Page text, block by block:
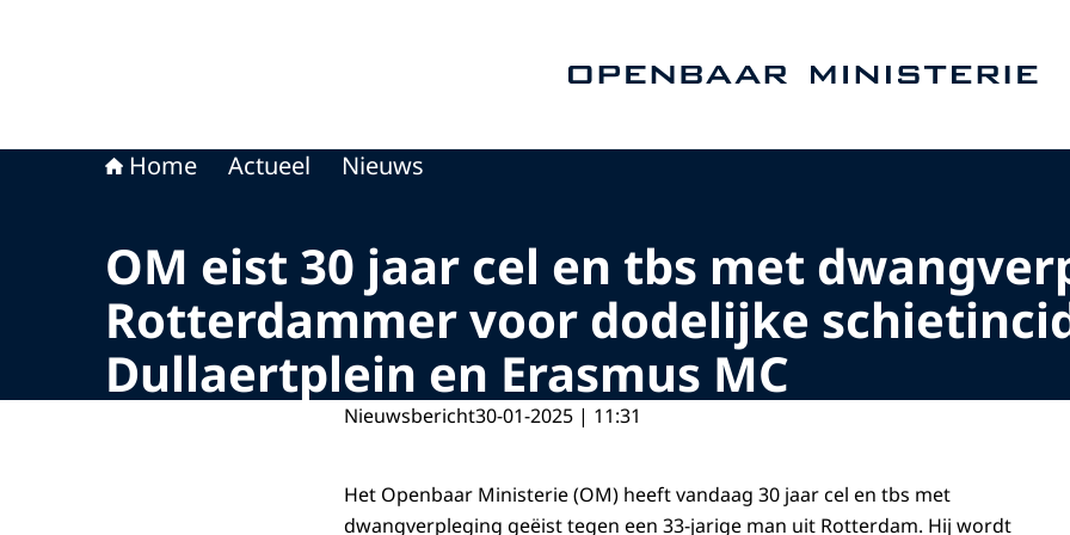
Home Actueel Nieuws
OM eist 30 jaar cel en tbs met
Rotterdammer voor dodelijke
Dullaertplein en Erasmus MC
Nieuwsbericht30-01-2025 | 11:31
Het Openbaar Ministerie (OM) heeft vandaag 30 jaar cel en tbs met
dwangverpleging geëist tegen een 33-jarige man uit Rotterdam. Hij wordt